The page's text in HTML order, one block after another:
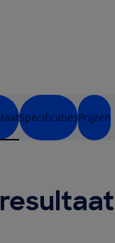
SpecificatiesPrijzen